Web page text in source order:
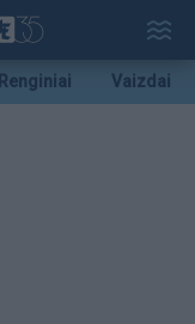
Renginiai Vaizdai